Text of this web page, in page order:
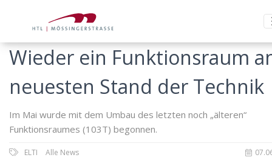
Wieder ein Funktionsraum
neuesten Stand der Technik
Im Mai wurde mit dem Umbau des letzten noch „älteren“
Funktionsraumes (103T) begonnen.
ELTI Alle News